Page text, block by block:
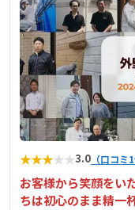
★★★★★3.0 （口コミ1
お客様から笑顔をい
ちは初心のまま精一